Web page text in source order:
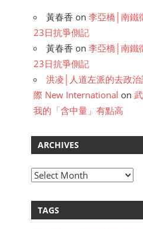
黃春香 on李亞橋│南鐵
23日抗爭側記
黃春香 on李亞橋│南鐵
23日抗爭側記
洪凌│人道左派的去政
際 New International on
我的「含中量」有點高
ARCHIVES
A
h
TAGS